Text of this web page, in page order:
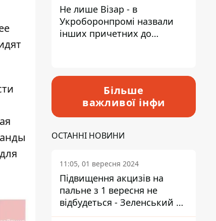
Не лише Візар - в
Укроборонпромі назвали
інших причетних до
Більше
важливої інфи
ОСТАННІ НОВИНИ
11:05, 01 вересня 2024
Підвищення акцизів на
пальне з 1 вересня не
відбудеться - Зеленський не
підписав закон